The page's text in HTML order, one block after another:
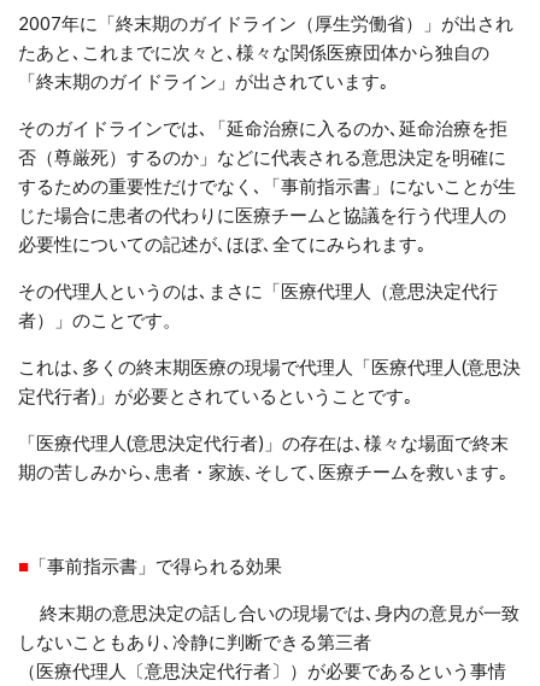
2007年に「終末期のガイドライン（厚生労働省）」が出され
たあと､これまでに次々と､様々な関係医療団体から独自の
「終末期のガイドライン」が出されています｡
そのガイドラインでは､「延命治療に入るのか､延命治療を拒
否（尊厳死）するのか」などに代表される意思決定を明確に
するための重要性だけでなく､「事前指示書」にないことが生
じた場合に患者の代わりに医療チームと協議を行う代理人の
必要性についての記述が､ほぼ､全てにみられます｡
その代理人というのは､ まさに「医療代理人（意思決定代行
者）」のことです。
これは､多くの終末期医療の現場で代理人「医療代理人(意思決
定代行者)」が必要とされているということです｡
「医療代理人(意思決定代行者)」の存在は､ 様々な場面で終末
期の苦しみから､患者・家族､そして､医療チームを救います｡
■ 「事前指示書」で得られる効果
終末期の意思決定の話し合いの現場では､身内の意見が一致
しないこともあり､冷静に判断できる第三者
（医療代理人
〔意思決定代行者〕） が必要であるという事情